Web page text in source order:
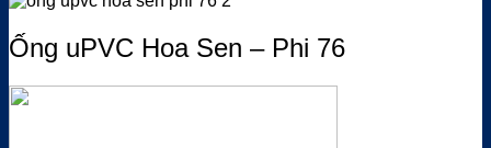
Ống uPVC Hoa Sen – Phi 76